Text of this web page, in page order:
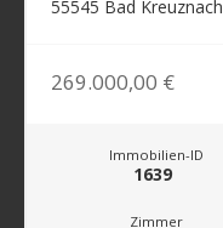
55545 Bad Kreuznach
269.000,00 €
Immobilien-ID
1639
Zimmer